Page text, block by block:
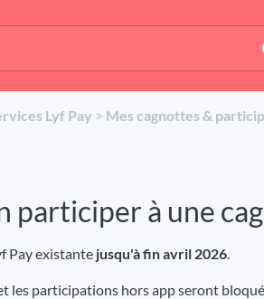
Lyf Pay ​ > ​ ​Mes cagnottes &
participer à une
Pay existante jusqu'à fin avril 2026.
les participations hors app seront